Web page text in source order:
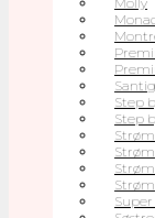
Step
Step